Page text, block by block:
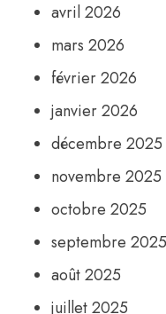
avril 2026
mars 2026
février 2026
janvier 2026
décembre 2025
novembre 2025
octobre 2025
septembre 2025
août 2025
juillet 2025